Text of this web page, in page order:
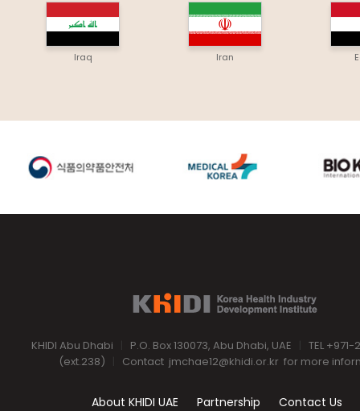
Iraq Iran
KHIDI Abu Dhabi P.O. Box 130073, Abu Dhabi, UAE
TEL
(ext.238)
Contact jmchae12@khidi.or.krfor more
About KHIDI UAE Partnership Contact Us